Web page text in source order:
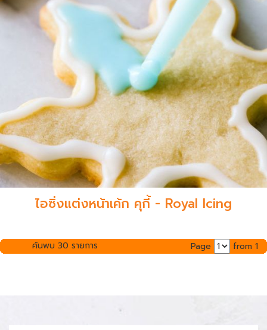
ไอซิ่งแต่งหน้าเค้ก คุกี้ - Royal Icing
ค้นพบ 30 รายการ Page from 1